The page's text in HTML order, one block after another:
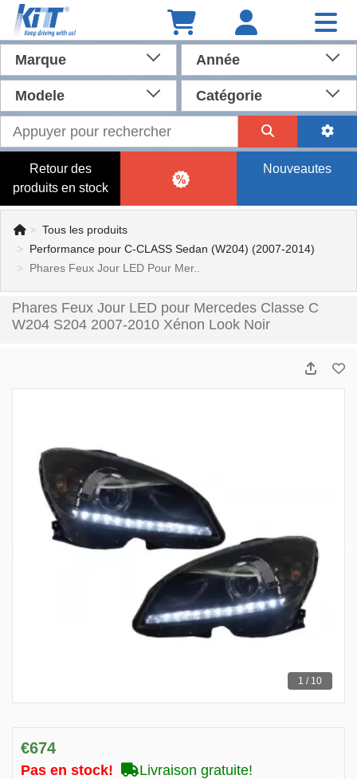
Marque Année
Modele Catégorie
Retour des
produits en stock
Nouveautes
Tous les produits
Performance pour C-CLASS Sedan (W204) (2007-2014)
Phares Feux Jour LED Pour Mer..
Phares Feux Jour LED pour Mercedes Classe C
W204 S204 2007-2010 Xénon Look Noir
1 / 10
€674
Pas en stock! Livraison gratuite!